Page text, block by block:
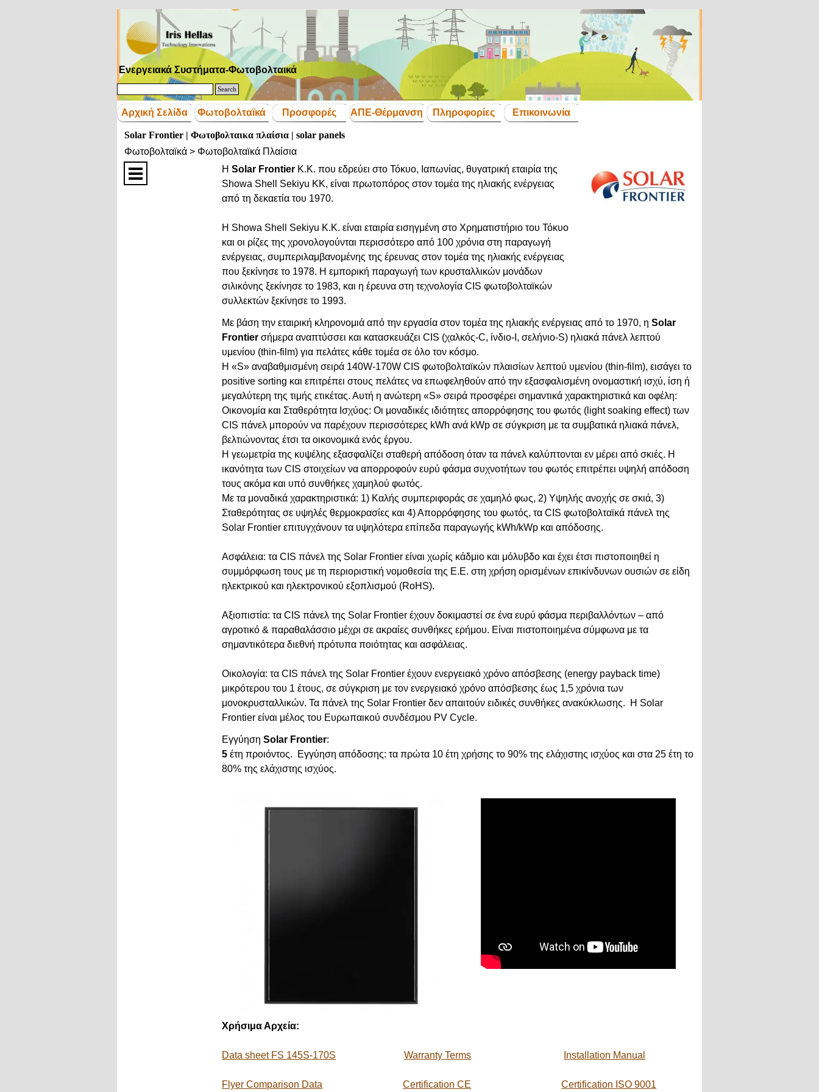
Ενεργειακά Συστήματα-Φωτοβολταικά
Search
Παράλειψη μενού
Αρχική Σελίδα Φωτοβολταϊκά ▼
Προσφορές ▼
ΑΠΕ-Θέρμανση ▼
Πληροφορίες ▼
Επικοινωνία
Solar Frontier | Φωτοβολταικα πλαίσια | solar panels
Φωτοβολταϊκά > Φωτοβολταϊκά Πλαίσια
ΗSolar Frontier Κ.Κ. που εδρεύει στο Τόκυο, Ιαπωνίας, θυγατρική εταιρία της
Showa Shell Sekiyu KK, είναι πρωτοπόρος στον τομέα της ηλιακής ενέργειας
από τη δεκαετία του 1970.
Η Showa Shell Sekiyu Κ.Κ. είναι εταιρία εισηγμένη στο Χρηματιστήριο του Τόκυο
και οι ρίζες της χρονολογούνται περισσότερο από 100 χρόνια στη παραγωγή
ενέργειας, συμπεριλαμβανομένης της έρευνας στον τομέα της ηλιακής ενέργειας
που ξεκίνησε το 1978. Η εμπορική παραγωγή των κρυσταλλικών μονάδων
σιλικόνης ξεκίνησε το 1983, και η έρευνα στη τεχνολογίαCISφωτοβολταϊκών
συλλεκτών ξεκίνησε το 1993.
Με βάση την εταιρική κληρονομιά από την εργασία στον τομέα της ηλιακής ενέργειας από το 1970, ηSolar
Frontierσήμερα αναπτύσσει και κατασκευάζει CIS (χαλκός-C, ίνδιο-I, σελήνιο-S) ηλιακά πάνελ λεπτού
υμενίου (thin-film) για πελάτες κάθε τομέα σε όλο τον κόσμο.
Η «S» αναβαθμισμένη σειρά 140W-170W CIS φωτοβολταϊκών πλαισίων λεπτού υμενίου (thin-film), εισάγει το
positive sorting και επιτρέπει στους πελάτες να επωφεληθούν από την εξασφαλισμένη ονομαστική ισχύ, ίση ή
μεγαλύτερη της τιμής ετικέτας. Αυτή η ανώτερη «S» σειρά προσφέρει σημαντικά χαρακτηριστικά και οφέλη:
Οικονομία και Σταθερότητα Ισχύος: Οι μοναδικές ιδιότητες απορρόφησης του φωτός (light soaking effect) των
CIS πάνελ μπορούν να παρέχουν περισσότερες kWh ανά kWp σε σύγκριση με τα συμβατικά ηλιακά πάνελ,
βελτιώνοντας έτσι τα οικονομικά ενός έργου.
Η γεωμετρία της κυψέλης εξασφαλίζει σταθερή απόδοση όταν τα πάνελ καλύπτονται εν μέρει από σκιές. Η
ικανότητα των CIS στοιχείων να απορροφούν ευρύ φάσμα συχνοτήτων του φωτός επιτρέπει υψηλή απόδοση
τους ακόμα και υπό συνθήκες χαμηλού φωτός.
Με τα μοναδικά χαρακτηριστικά: 1) Καλής συμπεριφοράς σε χαμηλό φως, 2) Υψηλής ανοχής σε σκιά, 3)
Σταθερότητας σε υψηλές θερμοκρασίες και 4) Απορρόφησης του φωτός, τα CIS φωτοβολταϊκά πάνελ της
Solar Frontier επιτυγχάνουν τα υψηλότερα επίπεδα παραγωγής kWh/kWp και απόδοσης.
Ασφάλεια: τα CIS πάνελ της Solar Frontier είναι χωρίς κάδμιο και μόλυβδο και έχει έτσι πιστοποιηθεί η
συμμόρφωση τους με τη περιοριστική νομοθεσία της Ε.Ε. στη χρήση ορισμένων επικίνδυνων ουσιών σε είδη
ηλεκτρικού και ηλεκτρονικού εξοπλισμού (RoHS).
Αξιοπιστία: τα CIS πάνελ της Solar Frontier έχουν δοκιμαστεί σε ένα ευρύ φάσμα περιβαλλόντων – από
αγροτικό & παραθαλάσσιο μέχρι σε ακραίες συνθήκες ερήμου. Είναι πιστοποιημένα σύμφωνα με τα
σημαντικότερα διεθνή πρότυπα ποιότητας και ασφάλειας.
Οικολογία: τα CIS πάνελ της Solar Frontier έχουν ενεργειακό χρόνο απόσβεσης (energy payback time)
μικρότερου του 1 έτους, σε σύγκριση με τον ενεργειακό χρόνο απόσβεσης έως 1,5 χρόνια των
μονοκρυσταλλικών. Τα πάνελ της Solar Frontier δεν απαιτούν ειδικές συνθήκες ανακύκλωσης. Η Solar
Frontier είναι μέλος του Ευρωπαικού συνδέσμου PV Cycle.
ΕγγύησηSolar Frontier:
5 έτη προιόντος. Εγγύηση απόδοσης:τα πρώτα 10 έτη χρήσης το 90% της ελάχιστης ισχύος και στα 25 έτη το
80% της ελάχιστης ισχύος.
Χρήσιμα Αρχεία:
Data sheet FS 145S-170S Warranty Terms Installation Manual
Flyer Comparison Data Certification CE Certification ISO 9001